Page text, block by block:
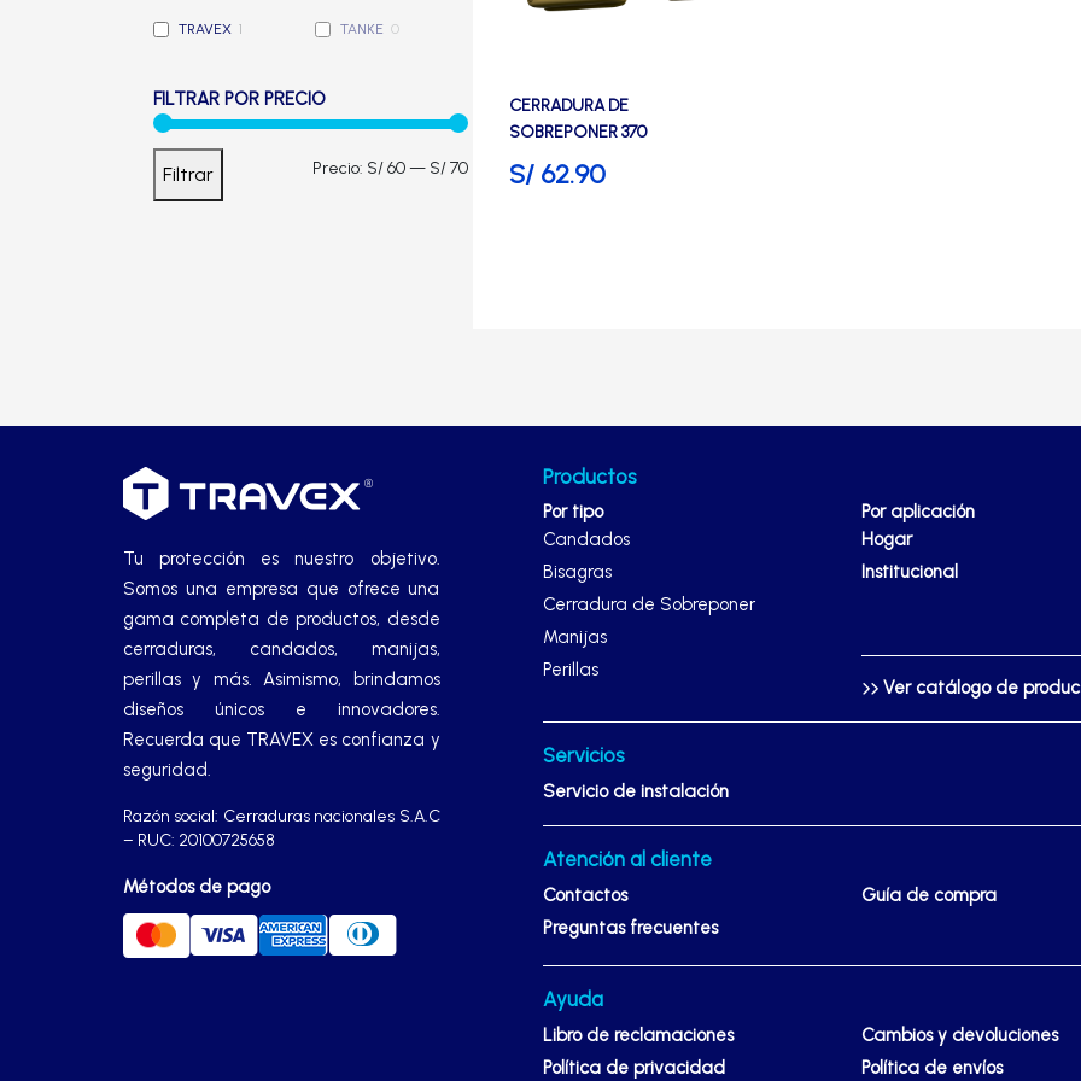
Cierrapuertas
CERRADURA DE
SOBREPONER 370
S/ 62.90
TRAVEX 1 TANKE 0
FILTRAR POR PRECIO
Precio
Precio
Filtrar Precio: S/ 60— S/ 70
Tu protección es nuestro objetivo.
Somos una empresa que ofrece una
gama completa de productos, desde
cerraduras, candados, manijas,
perillas y más. Asimismo, brindamos
diseños únicos e innovadores.
Recuerda que TRAVEX es confianza y
seguridad.
Razón social: Cerraduras nacionales S.A.C
– RUC: 20100725658
Métodos de pago
Productos
Por tipo
Candados
Bisagras
Cerradura de Sobreponer
Manijas
Perillas
Por aplicación
Hogar
Institucional
Ver catálogo de
Servicios
Servicio de instalación
Atención al cliente
Contactos Guía de compra
Preguntas frecuentes
Ayuda
Libro de reclamaciones Cambios y devoluciones
Política de privacidad
Política de envíos